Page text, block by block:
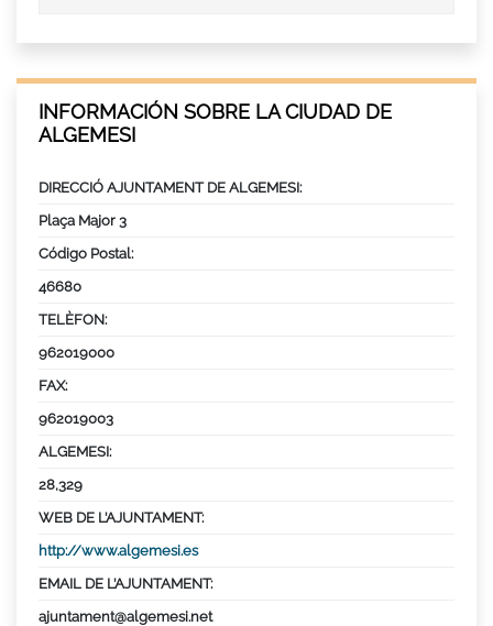
INFORMACIÓN SOBRE LA CIUDAD DE
ALGEMESI
DIRECCIÓ AJUNTAMENT DE ALGEMESI:
Plaça Major 3
Código Postal:
46680
TELÈFON:
962019000
FAX:
962019003
ALGEMESI:
28,329
WEB DE L’AJUNTAMENT:
http://www.algemesi.es
EMAIL DE L’AJUNTAMENT:
ajuntament@algemesi.net